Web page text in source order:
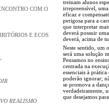
COM O
E ECOS
REALISMO
treinam alunos
irrepreensível,
eficaz e
perigosa para a
que interpretar
deverá possuir
deverá, acima de
Neste sentido, um
será uma solução
Pensamos no
centrada na
essenciais à
poderão ignorar;
se promova a
verdadeiramente,
que desejamos